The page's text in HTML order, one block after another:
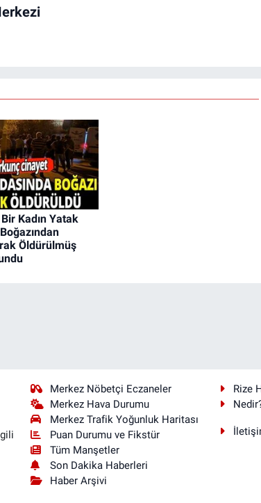
Kadın Yatak
Öldürülmüş
Merkez Nöbetçi Eczaneler
Merkez Hava Durumu
Merkez Trafik Yoğunluk Haritası
Puan Durumu ve Fikstür
Tüm Manşetler
Son Dakika Haberleri
Haber Arşivi
Rize